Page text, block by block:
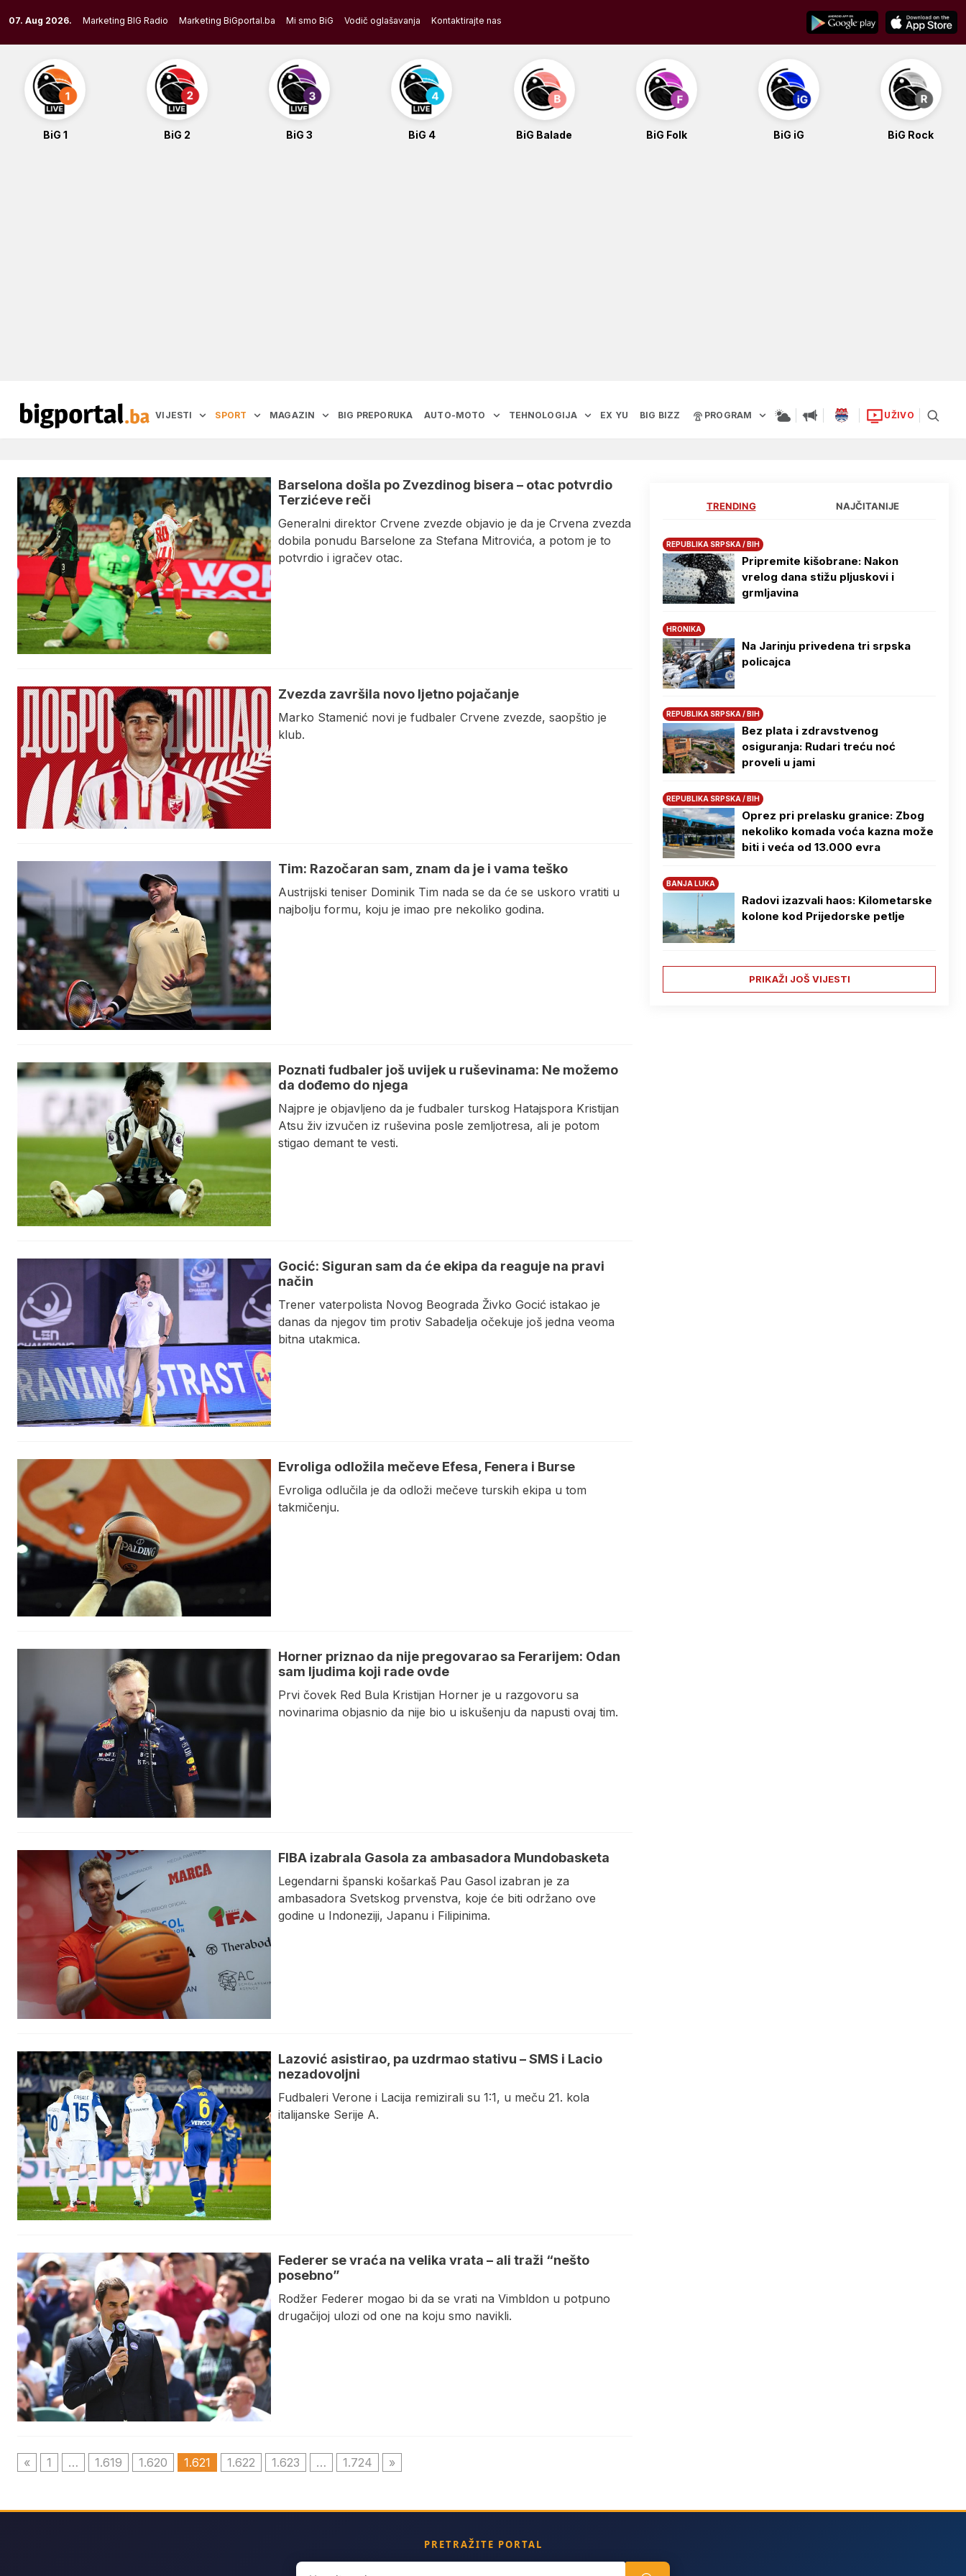
to
content
07. Aug 2026. Marketing BIG Radio Marketing BiGportal.ba Mi smo BiG Vodič oglašavanja Kontaktirajte nas
BiG 1 BiG 2 BiG 3 BiG 4 BiG Balade BiG Folk BiG iG BiG Rock
VIJESTI SPORT MAGAZIN BIG PREPORUKA AUTO-MOTO TEHNOLOGIJA EX YU BIG BIZZ PROGRAM UŽIVO
Barselona došla po Zvezdinog bisera – otac potvrdio
Terzićeve reči
Generalni direktor Crvene zvezde objavio je da je Crvena zvezda
dobila ponudu Barselone za Stefana Mitrovića, a potom je to
potvrdio i igračev otac.
Zvezda završila novo ljetno pojačanje
Marko Stamenić novi je fudbaler Crvene zvezde, saopštio je
klub.
Tim: Razočaran sam, znam da je i vama teško
Austrijski teniser Dominik Tim nada se da će se uskoro vratiti u
najbolju formu, koju je imao pre nekoliko godina.
Poznati fudbaler još uvijek u ruševinama: Ne možemo
da dođemo do njega
Najpre je objavljeno da je fudbaler turskog Hatajspora Kristijan
Atsu živ izvučen iz ruševina posle zemljotresa, ali je potom
stigao demant te vesti.
Gocić: Siguran sam da će ekipa da reaguje na pravi
način
Trener vaterpolista Novog Beograda Živko Gocić istakao je
danas da njegov tim protiv Sabadelja očekuje još jedna veoma
bitna utakmica.
Evroliga odložila mečeve Efesa, Fenera i Burse
Evroliga odlučila je da odloži mečeve turskih ekipa u tom
takmičenju.
Horner priznao da nije pregovarao sa Ferarijem: Odan
sam ljudima koji rade ovde
Prvi čovek Red Bula Kristijan Horner je u razgovoru sa
novinarima objasnio da nije bio u iskušenju da napusti ovaj tim.
FIBA izabrala Gasola za ambasadora Mundobasketa
Legendarni španski košarkaš Pau Gasol izabran je za
ambasadora Svetskog prvenstva, koje će biti održano ove
godine u Indoneziji, Japanu i Filipinima.
Lazović asistirao, pa uzdrmao stativu – SMS i Lacio
nezadovoljni
Fudbaleri Verone i Lacija remizirali su 1:1, u meču 21. kola
italijanske Serije A.
Federer se vraća na velika vrata – ali traži “nešto
posebno”
Rodžer Federer mogao bi da se vrati na Vimbldon u potpuno
drugačijoj ulozi od one na koju smo navikli.
« 1 … 1.619 1.620 1.621 1.622 1.623 … 1.724 »
TRENDING NAJČITANIJE
REPUBLIKA SRPSKA / BIH
Pripremite kišobrane: Nakon
vrelog dana stižu pljuskovi i
grmljavina
HRONIKA
Na Јarinju privedena tri srpska
policajca
REPUBLIKA SRPSKA / BIH
Bez plata i zdravstvenog
osiguranja: Rudari treću noć
proveli u jami
REPUBLIKA SRPSKA / BIH
Oprez pri prelasku granice: Zbog
nekoliko komada voća kazna može
biti i veća od 13.000 evra
BANJA LUKA
Radovi izazvali haos: Kilometarske
kolone kod Prijedorske petlje
PRIKAŽI JOŠ VIJESTI
PRETRAŽITE PORTAL
Search